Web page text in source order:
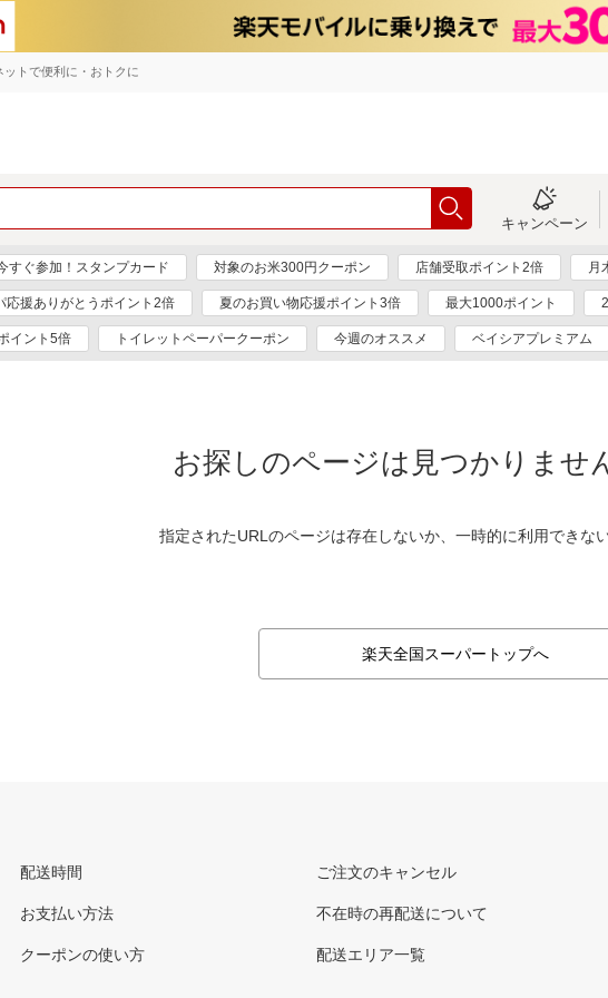
トで便利に・おトクに
キャンペーン
すぐ参加！スタンプカード 対象のお米300円クーポン 店舗受取ポイント2倍 月
応援ありがとうポイント2倍 夏のお買い物応援ポイント3倍 最大1000ポイント
イント5倍 トイレットペーパークーポン 今週のオススメ ベイシアプレミアム
お探しのページは見つかりませ
指定されたURLのページは存在しないか、一時的に利用できな
楽天全国スーパートップへ
配送時間
お支払い方法
クーポンの使い方
ご注文のキャンセル
不在時の再配送について
配送エリア一覧